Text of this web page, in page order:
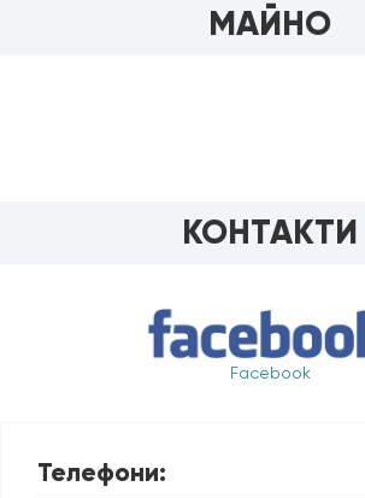
МАЙНО
КОНТАКТИ
Facebook
Телефони: